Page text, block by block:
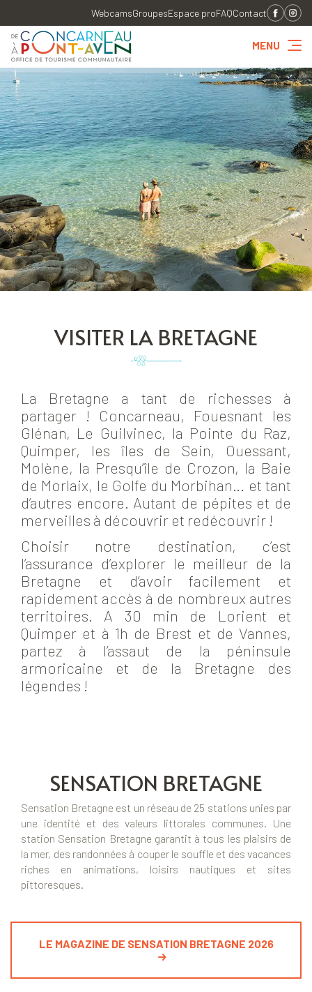
WebcamsGroupesEspace proFAQContact
MENU
VISITER LA BRETAGNE
La Bretagne a tant de richesses à
partager ! Concarneau, Fouesnant les
Glénan, Le Guilvinec, la Pointe du Raz,
Quimper, les îles de Sein, Ouessant,
Molène, la Presqu’île de Crozon, la Baie
de Morlaix, le Golfe du Morbihan… et tant
d’autres encore. Autant de pépites et de
merveilles à découvrir et redécouvrir !
Choisir notre destination, c’est
l’assurance d’explorer le meilleur de la
Bretagne et d’avoir facilement et
rapidement accès à de nombreux autres
territoires. A 30 min de Lorient et
Quimper et à 1h de Brest et de Vannes,
partez à l’assaut de la péninsule
armoricaine et de la Bretagne des
légendes !
SENSATION BRETAGNE
Sensation Bretagne est un réseau de 25 stations unies par
une identité et des valeurs littorales communes. Une
station Sensation Bretagne garantit à tous les plaisirs de
la mer, des randonnées à couper le souffle et des vacances
riches en animations, loisirs nautiques et sites
pittoresques.
LE MAGAZINE DE SENSATION BRETAGNE 2026